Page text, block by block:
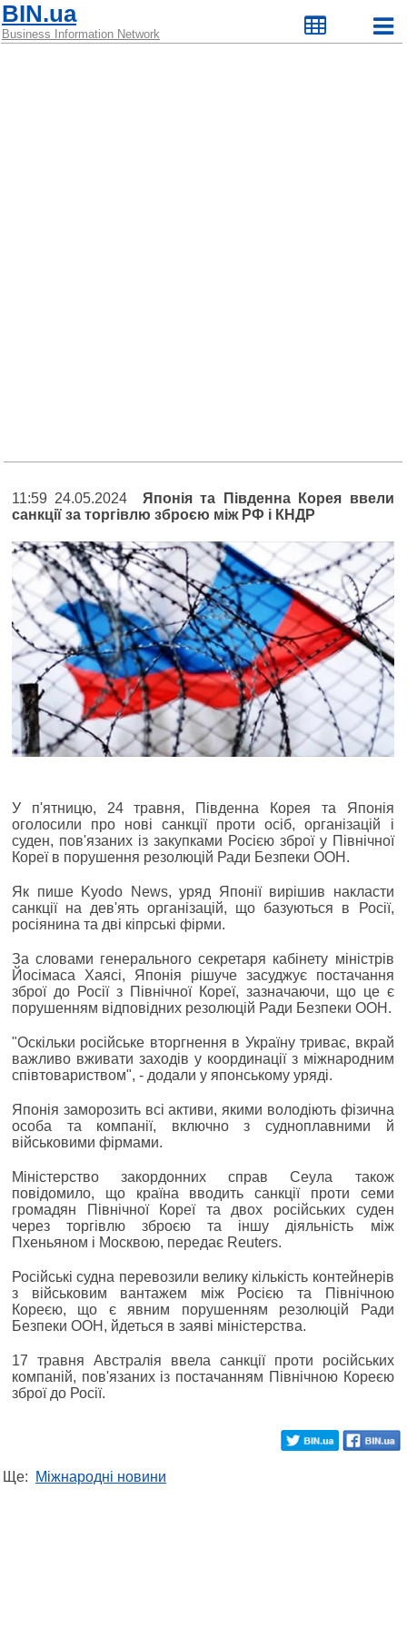
BIN.ua
Business Information Network
11:59 24.05.2024Японія та Південна Корея ввели
санкції за торгівлю зброєю між РФ і КНДР
У п'ятницю, 24 травня, Південна Корея та Японія
оголосили про нові санкції проти осіб, організацій і
суден, пов'язаних із закупками Росією зброї у Північної
Кореї в порушення резолюцій Ради Безпеки ООН.
Як пише Kyodo News, уряд Японії вирішив накласти
санкції на дев'ять організацій, що базуються в Росії,
росіянина та дві кіпрські фірми.
За словами генерального секретаря кабінету міністрів
Йосімаса Хаясі, Японія рішуче засуджує постачання
зброї до Росії з Північної Кореї, зазначаючи, що це є
порушенням відповідних резолюцій Ради Безпеки ООН.
"Оскільки російське вторгнення в Україну триває, вкрай
важливо вживати заходів у координації з міжнародним
співтовариством", - додали у японському уряді.
Японія заморозить всі активи, якими володіють фізична
особа та компанії, включно з судноплавними й
військовими фірмами.
Міністерство закордонних справ Сеула також
повідомило, що країна вводить санкції проти семи
громадян Північної Кореї та двох російських суден
через торгівлю зброєю та іншу діяльність між
Пхеньяном і Москвою, передає Reuters.
Російські судна перевозили велику кількість контейнерів
з військовим вантажем між Росією та Північною
Кореєю, що є явним порушенням резолюцій Ради
Безпеки ООН, йдеться в заяві міністерства.
17 травня Австралія ввела санкції проти російських
компаній, пов'язаних із постачанням Північною Кореєю
зброї до Росії.
Ще: Міжнародні новини